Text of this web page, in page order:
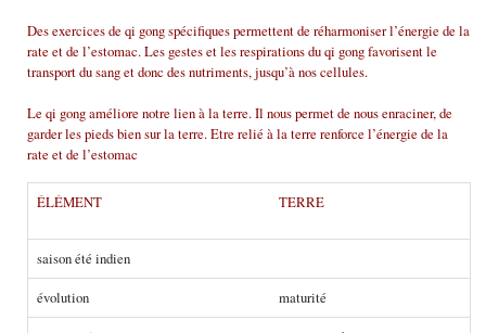
Des exercices de qi gong spécifiques permettent de réharmoniser l’énergie de la
rate et de l’estomac. Les gestes et les respirations du qi gong favorisent le
transport du sang et donc des nutriments, jusqu’à nos cellules.
Le qi gong améliore notre lien à la terre. Il nous permet de nous enraciner, de
garder les pieds bien sur la terre. Etre relié à la terre renforce l’énergie de la
rate et de l’estomac
ÉLÉMENT TERRE
saison été indien
évolution
maturité